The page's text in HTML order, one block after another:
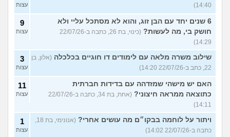
14:40)
עצות
6 שנים יחד עם הבן זוג, והוא לא מסתכל עליי ולא
חושק בי, מה לעשות?
(כינוי, בת 26, כתבה ב-22/07/26
14:29)
9
עצות
שילוב משרה מלאה עם לימודים דו חוגיים בכלכלה (אלון, בן
22, כתב ב-22/07/26 14:20)
3
עצות
האם יש מישהי שמזדהה עם בדידות חברתית
כתוצאה ממראה חיצוני?
(אחת, בת 34, כתבה ב-22/07/26
14:11)
11
עצות
ויתור על לוחמה בבקו״ם מה עושים אחרי?
(אנונימי, בת 18,
כתבה ב-22/07/26 14:02)
1
עצות